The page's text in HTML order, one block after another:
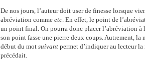
De nos jours, l’auteur doit user de finesse lorsque
abréviation comme etc. En effet, le point de
un point final. On pourra donc placer l’abréviation à
son point fasse une pierre deux coups. Autrement, la
début du mot suivant permet d’indiquer au lecteur
précédait.